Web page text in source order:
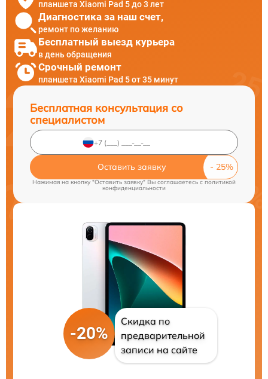
планшета Xiaomi Pad 5 до 3 лет
Диагностика за наш счет,
ремонт по желанию
Бесплатный выезд курьера
в день обращения
Срочный ремонт
планшета Xiaomi Pad 5 от 35 минут
Бесплатная консультация со
специалистом
Оставить заявку
Нажимая на кнопку "Оставить заявку" Вы соглашаетесь cполитикой
конфиденциальности
-20%
Скидка по
предварительной
записи на сайте